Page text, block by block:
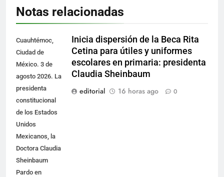
Notas relacionadas
Cuauhtémoc,
Ciudad de
México. 3 de
agosto 2026. La
presidenta
constitucional
de los Estados
Unidos
Mexicanos, la
Doctora Claudia
Sheinbaum
Pardo en
Inicia dispersión de la Beca Rita
Cetina para útiles y uniformes
escolares en primaria: presidenta
Claudia Sheinbaum
editorial
16 horas ago 0